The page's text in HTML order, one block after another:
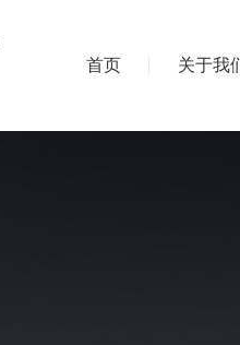
首页 关于我